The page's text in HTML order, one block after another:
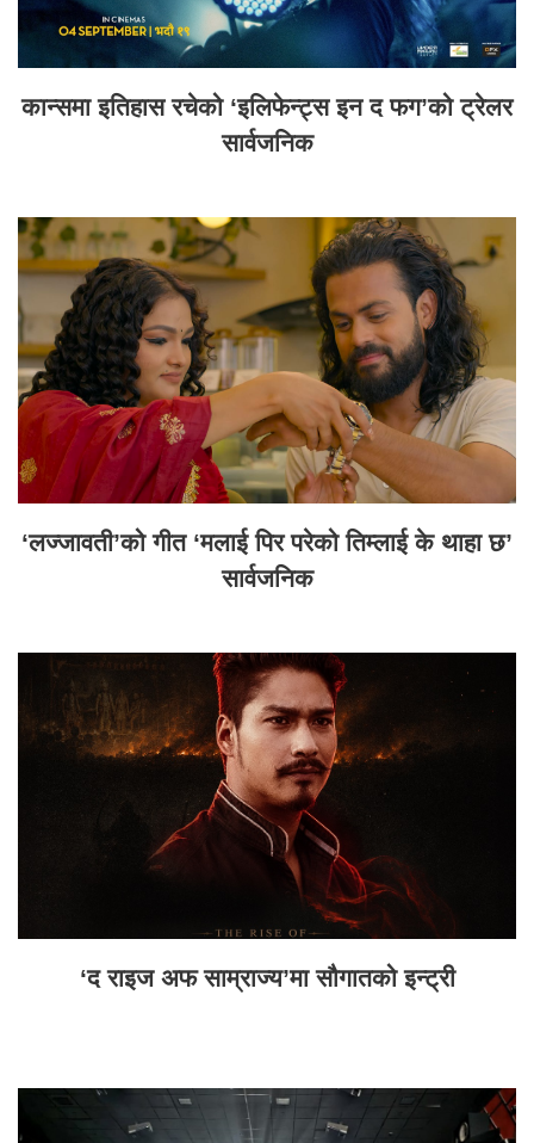
कान्समा इतिहास रचेको ‘इलिफेन्ट्स इन द फग’को ट्रेलर
सार्वजनिक
‘लज्जावती’को गीत ‘मलाई पिर परेको तिम्लाई के थाहा छ’
सार्वजनिक
‘द राइज अफ साम्राज्य’मा सौगातको इन्ट्री